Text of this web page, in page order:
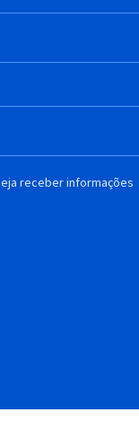
receber informações